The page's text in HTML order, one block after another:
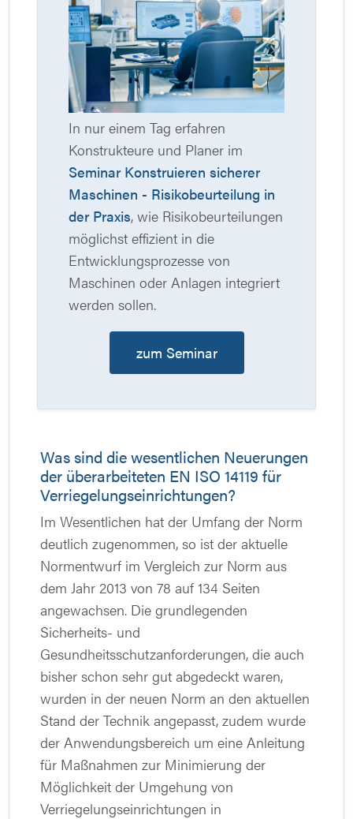
In nur einem Tag erfahren
Konstrukteure und Planer im
Seminar Konstruieren sicherer
Maschinen - Risikobeurteilung in
der Praxis, wie Risikobeurteilungen
möglichst effizient in die
Entwicklungsprozesse von
Maschinen oder Anlagen integriert
werden sollen.
zum Seminar
Was sind die wesentlichen Neuerungen
der überarbeiteten EN ISO 14119 für
Verriegelungseinrichtungen?
Im Wesentlichen hat der Umfang der Norm
deutlich zugenommen, so ist der aktuelle
Normentwurf im Vergleich zur Norm aus
dem Jahr 2013 von 78 auf 134 Seiten
angewachsen. Die grundlegenden
Sicherheits- und
Gesundheitsschutzanforderungen, die auch
bisher schon sehr gut abgedeckt waren,
wurden in der neuen Norm an den aktuellen
Stand der Technik angepasst, zudem wurde
der Anwendungsbereich um eine Anleitung
für Maßnahmen zur Minimierung der
Möglichkeit der Umgehung von
Verriegelungseinrichtungen in